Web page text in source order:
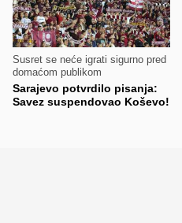
Susret se neće igrati sigurno pred
domaćom publikom
Sarajevo potvrdilo pisanja:
Savez suspendovao Koševo!